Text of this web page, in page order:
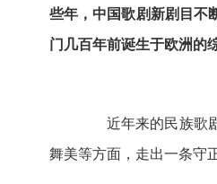
些年，中国歌剧新剧目不
门几百年前诞生于欧洲的
近年来的民族歌剧
舞美等方面，走出一条守